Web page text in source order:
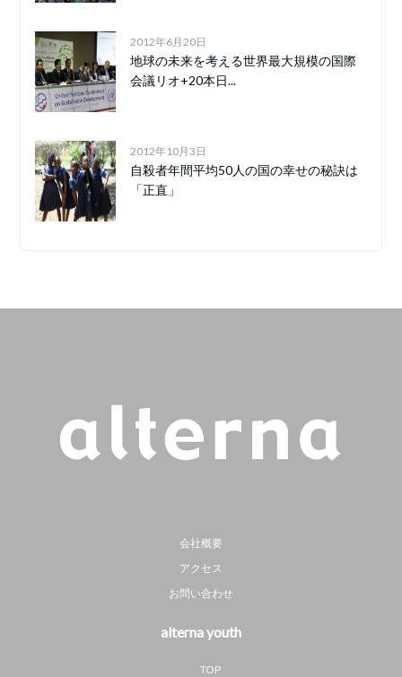
2012年6月20日
地球の未来を考える世界最大規模の国際
会議リオ+20本日...
2012年10月3日
自殺者年間平均50人の国の幸せの秘訣は
「正直」
会社概要
アクセス
お問い合わせ
alterna youth
TOP